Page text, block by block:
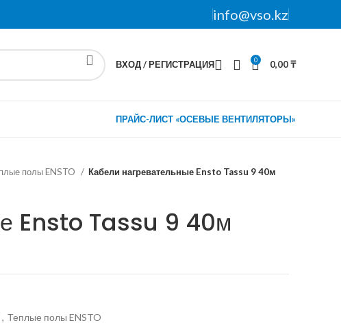
info@vso.kz
ВХОД / РЕГИСТРАЦИЯ 0 0,00₸
ПРАЙС-ЛИСТ «ОСЕВЫЕ ВЕНТИЛЯТОРЫ»
полы ENSTO Кабели нагревательные Ensto Tassu 9 40м
Ensto Tassu 9 40м
, Теплые полы ENSTO